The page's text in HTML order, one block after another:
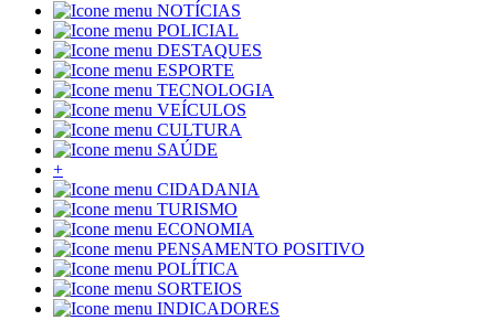
NOTÍCIAS
POLICIAL
DESTAQUES
ESPORTE
TECNOLOGIA
VEÍCULOS
CULTURA
SAÚDE
+
CIDADANIA
TURISMO
ECONOMIA
PENSAMENTO POSITIVO
POLÍTICA
SORTEIOS
INDICADORES